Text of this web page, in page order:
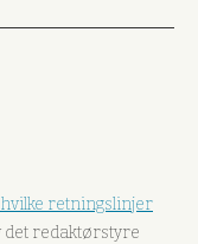
retningslinjer
redaktørstyre